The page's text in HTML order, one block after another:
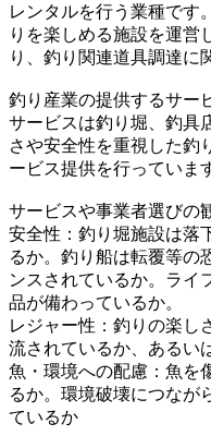
レンタルを行う業種です
りを楽しめる施設を運営
り、釣り関連道具調達に
釣り産業の提供するサー
サービスは釣り堀、釣具
さや安全性を重視した釣
ービス提供を行っていま
サービスや事業者選びの
安全性：釣り堀施設は落
るか。釣り船は転覆等の
ンスされているか。ライ
品が備わっているか。
レジャー性：釣りの楽し
流されているか、あるい
魚・環境への配慮：魚を
るか。環境破壊につなが
ているか